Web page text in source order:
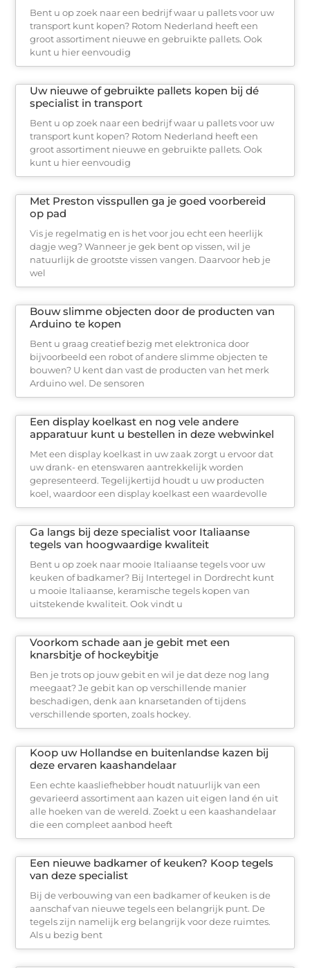
Bent u op zoek naar een bedrijf waar u pallets voor uw
transport kunt kopen? Rotom Nederland heeft een
groot assortiment nieuwe en gebruikte pallets. Ook
kunt u hier eenvoudig
Uw nieuwe of gebruikte pallets kopen bij dé
specialist in transport
Bent u op zoek naar een bedrijf waar u pallets voor uw
transport kunt kopen? Rotom Nederland heeft een
groot assortiment nieuwe en gebruikte pallets. Ook
kunt u hier eenvoudig
Met Preston visspullen ga je goed voorbereid
op pad
Vis je regelmatig en is het voor jou echt een heerlijk
dagje weg? Wanneer je gek bent op vissen, wil je
natuurlijk de grootste vissen vangen. Daarvoor heb je
wel
Bouw slimme objecten door de producten van
Arduino te kopen
Bent u graag creatief bezig met elektronica door
bijvoorbeeld een robot of andere slimme objecten te
bouwen? U kent dan vast de producten van het merk
Arduino wel. De sensoren
Een display koelkast en nog vele andere
apparatuur kunt u bestellen in deze webwinkel
Met een display koelkast in uw zaak zorgt u ervoor dat
uw drank- en etenswaren aantrekkelijk worden
gepresenteerd. Tegelijkertijd houdt u uw producten
koel, waardoor een display koelkast een waardevolle
Ga langs bij deze specialist voor Italiaanse
tegels van hoogwaardige kwaliteit
Bent u op zoek naar mooie Italiaanse tegels voor uw
keuken of badkamer? Bij Intertegel in Dordrecht kunt
u mooie Italiaanse, keramische tegels kopen van
uitstekende kwaliteit. Ook vindt u
Voorkom schade aan je gebit met een
knarsbitje of hockeybitje
Ben je trots op jouw gebit en wil je dat deze nog lang
meegaat? Je gebit kan op verschillende manier
beschadigen, denk aan knarsetanden of tijdens
verschillende sporten, zoals hockey.
Koop uw Hollandse en buitenlandse kazen bij
deze ervaren kaashandelaar
Een echte kaasliefhebber houdt natuurlijk van een
gevarieerd assortiment aan kazen uit eigen land én uit
alle hoeken van de wereld. Zoekt u een kaashandelaar
die een compleet aanbod heeft
Een nieuwe badkamer of keuken? Koop tegels
van deze specialist
Bij de verbouwing van een badkamer of keuken is de
aanschaf van nieuwe tegels een belangrijk punt. De
tegels zijn namelijk erg belangrijk voor deze ruimtes.
Als u bezig bent